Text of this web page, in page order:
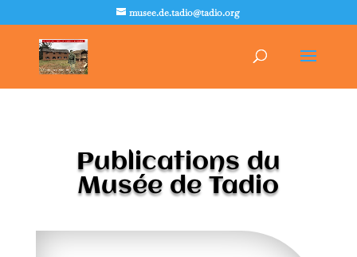
musee.de.tadio@tadio.org
Publications du
Musée de Tadio